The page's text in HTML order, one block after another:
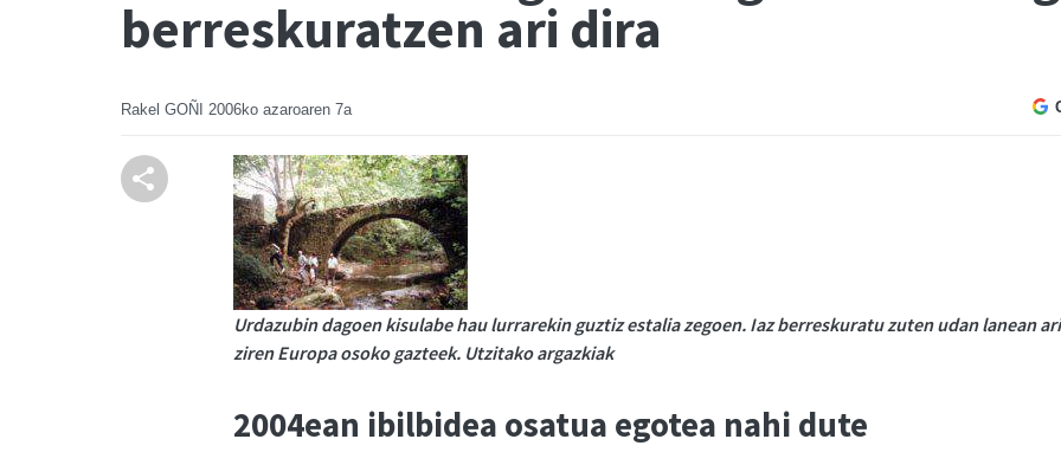
berreskuratzen ari dira
Rakel GOÑI 2006ko azaroaren 7a
Urdazubin dagoen kisulabe hau lurrarekin guztiz estalia zegoen. Iaz berreskuratu zuten udan lanean
ziren Europa osoko gazteek. Utzitako argazkiak
2004ean ibilbidea osatua egotea nahi dute